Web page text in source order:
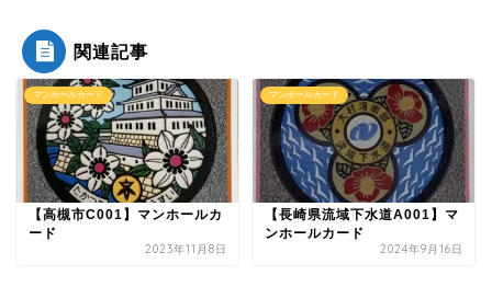
関連記事
マンホールカード
【高槻市C001】マンホールカ
ード
2023年11月8日
マンホールカード
【長崎県流域下水道A001】マ
ンホールカード
2024年9月16日